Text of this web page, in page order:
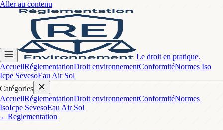
Aller au contenu
Le droit en pratique.
AccueilRéglementationDroit environnementConformitéNormes Iso
Icpe SevesoEau Air Sol
Catégories
AccueilRéglementationDroit environnementConformitéNormes
IsoIcpe SevesoEau Air Sol
←Reglementation